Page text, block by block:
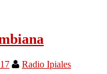
Radio Ipiales